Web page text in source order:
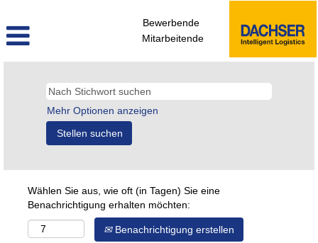
Bewerbende
Mitarbeitende
Mehr Optionen anzeigen
Wählen Sie aus, wie oft (in Tagen) Sie eine
Benachrichtigung erhalten möchten:
Benachrichtigung erstellen